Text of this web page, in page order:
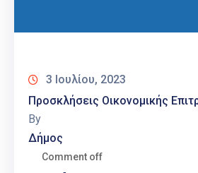
3 Ιουλίου, 2023
Προσκλήσεις Οικονομικής
By
Δήμος
Comment off